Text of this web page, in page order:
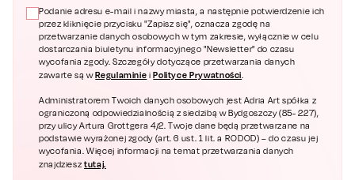
Podanie adresu e-mail i nazwy miasta, a następnie potwierdzenie ich
przez kliknięcie przycisku "Zapisz się", oznacza zgodę na
przetwarzanie danych osobowych w tym zakresie, wyłącznie w celu
dostarczania biuletynu informacyjnego "Newsletter" do czasu
wycofania zgody. Szczegóły dotyczące przetwarzania danych
zawarte są wRegulaminie i Polityce Prywatności.
Administratorem Twoich danych osobowych jest Adria Art spółka z
ograniczoną odpowiedzialnością z siedzibą w Bydgoszczy (85- 227),
przy ulicy Artura Grottgera 4/2. Twoje dane będą przetwarzane na
podstawie wyrażonej zgody (art. 6 ust. 1 lit. a RODOD) – do czasu jej
wycofania. Więcej informacji na temat przetwarzania danych
znajdziesztutaj.